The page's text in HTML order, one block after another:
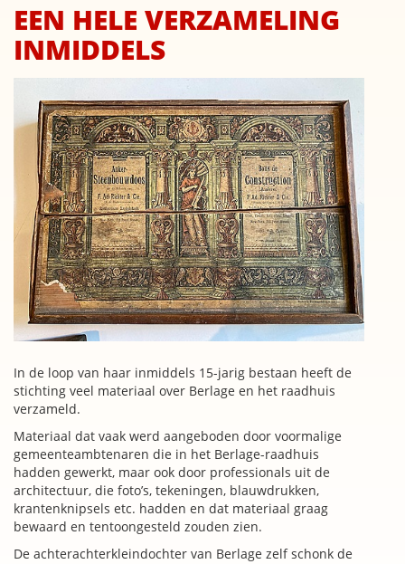
EEN HELE VERZAMELING
INMIDDELS
In de loop van haar inmiddels 15-jarig bestaan heeft de
stichting veel materiaal over Berlage en het raadhuis
verzameld.
Materiaal dat vaak werd aangeboden door voormalige
gemeenteambtenaren die in het Berlage-raadhuis
hadden gewerkt, maar ook door professionals uit de
architectuur, die foto’s, tekeningen, blauwdrukken,
krantenknipsels etc. hadden en dat materiaal graag
bewaard en tentoongesteld zouden zien.
De achterachterkleindochter van Berlage zelf schonk de